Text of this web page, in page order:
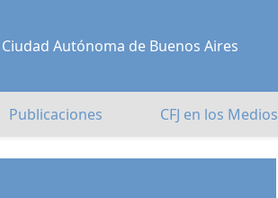
Autónoma de Buenos Aires
Publicaciones CFJ en los Medios